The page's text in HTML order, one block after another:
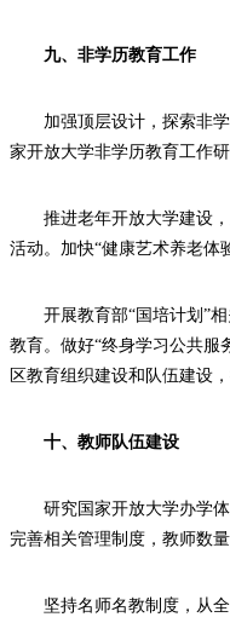
九、非学历教育工作
加强顶层设计，探索非
家开放大学非学历教育工作
推进老年开放大学建设
活动。加快“健康艺术养老体
开展教育部“国培计划”
教育。做好“终身学习公共服
区教育组织建设和队伍建设
十、教师队伍建设
研究国家开放大学办学
完善相关管理制度，教师数
坚持名师名教制度，从